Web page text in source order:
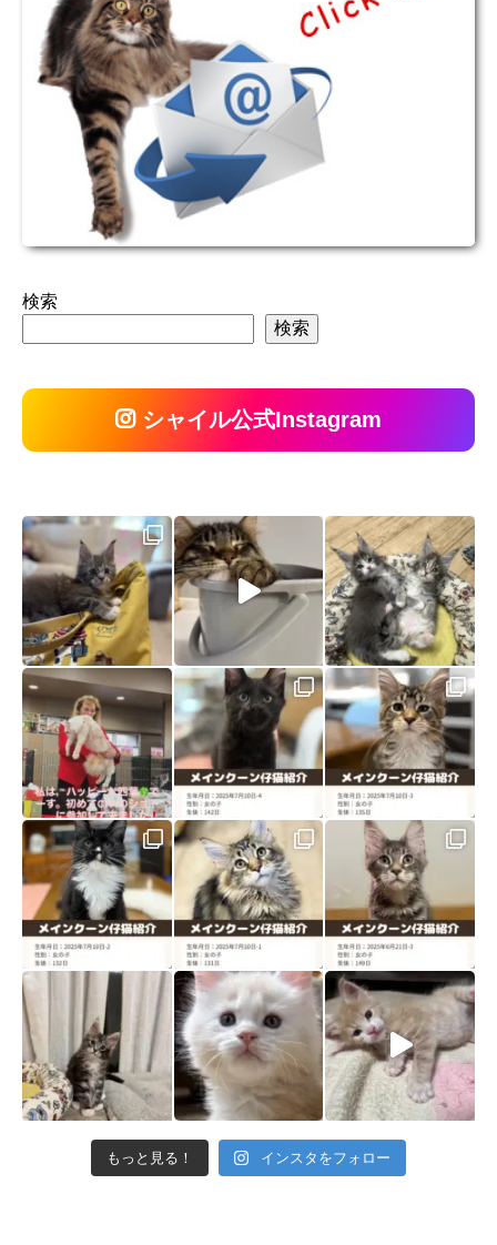
検索
検索
シャイル公式Instagram
もっと見る！ インスタをフォロー